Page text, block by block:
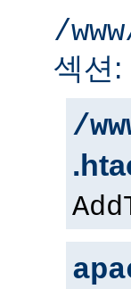
/
섹션:
/